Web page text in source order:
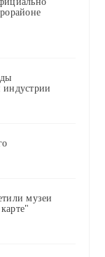
индустрии
музеи